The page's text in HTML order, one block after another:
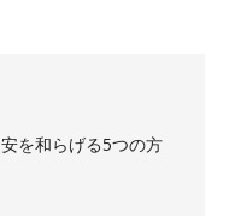
を和らげる5つの方